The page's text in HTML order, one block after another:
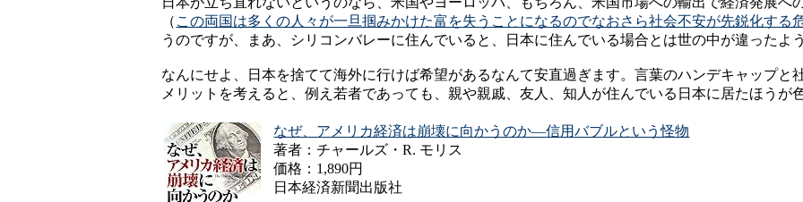
（ この両国は多くの人々が一旦掴みかけた富を失うことになるのでなおさら社会不安が先鋭化する
うのですが、まあ、シリコンバレーに住んでいると、日本に住んでいる場合とは世の中が違ったよ
なんにせよ、日本を捨てて海外に行けば希望があるなんて安直過ぎます。言葉のハンデキャップと
メリットを考えると、例え若者であっても、親や親戚、友人、知人が住んでいる日本に居たほうが
なぜ、アメリカ経済は崩壊に向かうのか―信用バブルという怪物
著者：チャールズ・R. モリス
価格：1,890円
日本経済新聞出版社